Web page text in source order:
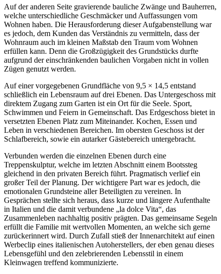
Auf der anderen Seite gravierende bauliche Zwänge und Bauherren,
welche unterschiedliche Geschmäcker und Auffassungen vom
Wohnen haben. Die Herausforderung dieser Aufgabenstellung war
es jedoch, dem Kunden das Verständnis zu vermitteln, dass der
Wohnraum auch im kleinen Maßstab den Traum vom Wohnen
erfüllen kann. Denn die Großzügigkeit des Grundstücks durfte
aufgrund der einschränkenden baulichen Vorgaben nicht in vollen
Zügen genutzt werden.
Auf einer vorgegebenen Grundfläche von 9,5 × 14,5 entstand
schließlich ein Lebensraum auf drei Ebenen. Das Untergeschoss mit
direktem Zugang zum Garten ist ein Ort für die Seele. Sport,
Schwimmen und Feiern in Gemeinschaft. Das Erdgeschoss bietet in
versetzten Ebenen Platz zum Miteinander. Kochen, Essen und
Leben in verschiedenen Bereichen. Im obersten Geschoss ist der
Schlafbereich, sowie ein autarker Gästebereich untergebracht.
Verbunden werden die einzelnen Ebenen durch eine
Treppenskulptur, welche im letzten Abschnitt einem Bootssteg
gleichend in den privaten Bereich führt. Pragmatisch verlief ein
großer Teil der Planung. Der wichtigere Part war es jedoch, die
emotionalen Grundsteine aller Beteiligten zu vereinen. In
Gesprächen stellte sich heraus, dass kurze und längere Aufenthalte
in Italien und die damit verbundene „la dolce Vita“, das
Zusammenleben nachhaltig positiv prägten. Das gemeinsame Segeln
erfüllt die Familie mit wertvollen Momenten, an welche sich gerne
zurückerinnert wird. Durch Zufall stieß der Innenarchitekt auf einen
Werbeclip eines italienischen Autoherstellers, der eben genau dieses
Lebensgefühl und den zelebrierenden Lebensstil in einem
Kleinwagen treffend kommunizierte.